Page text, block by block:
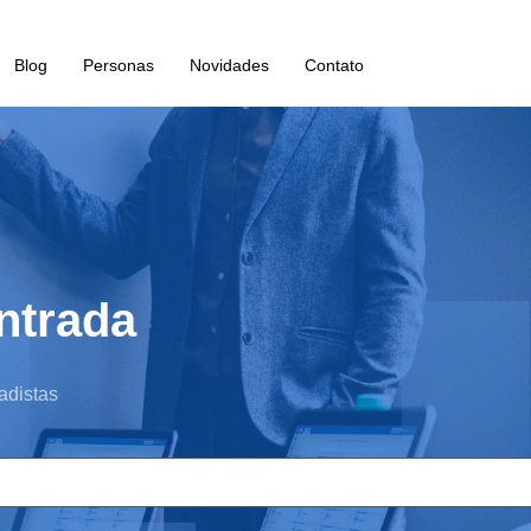
Blog Personas Novidades Contato